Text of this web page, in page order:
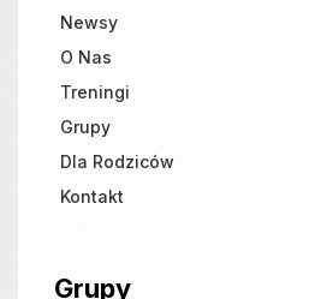
Newsy
O Nas
Treningi
Grupy
Dla Rodziców
Kontakt
Grupy